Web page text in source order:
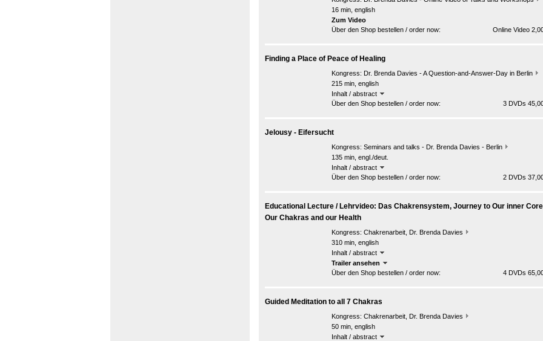
16 min, english
Zum Video
Über den Shop bestellen / order now:
Online Video
Finding a Place of Peace of Healing
Kongress: Dr. Brenda Davies - A Question-and-Answer-Day in Berlin
215 min, english
Inhalt / abstract
Über den Shop bestellen / order now:
3 DVDs
Jelousy - Eifersucht
Kongress: Seminars and talks - Dr. Brenda Davies - Berlin
135 min, engl./deut.
Inhalt / abstract
Über den Shop bestellen / order now:
2 DVDs
Educational Lecture / Lehrvideo: Das Chakrensystem, Journey to Our inner
Our Chakras and our Health
Kongress: Chakrenarbeit, Dr. Brenda Davies
310 min, english
Inhalt / abstract
Trailer ansehen
Über den Shop bestellen / order now:
4 DVDs
Guided Meditation to all 7 Chakras
Kongress: Chakrenarbeit, Dr. Brenda Davies
50 min, english
Inhalt / abstract